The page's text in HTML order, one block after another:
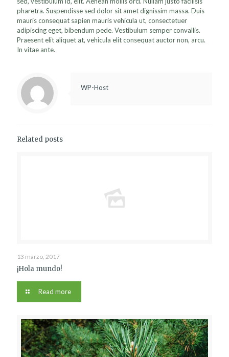
pharetra. Suspendisse sed dolor sit amet dignissim massa. Duis
mauris consequat sapien mauris vehicula ut, consectetuer
adipiscing eget, bibendum pede. Vestibulum semper convallis.
Praesent elit aliquet at, vehicula elit consequat auctor non, arcu.
In vitae ante.
WP-Host
Related posts
13 marzo, 2017
¡Hola mundo!
Read more